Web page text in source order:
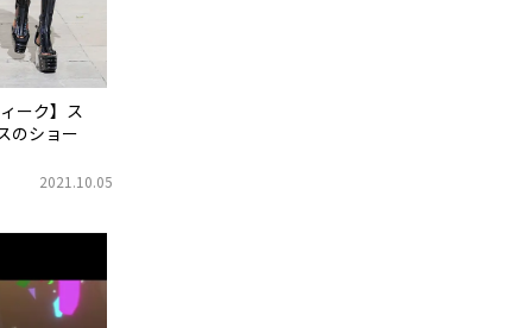
ーク】ス
のショー
2021.10.05